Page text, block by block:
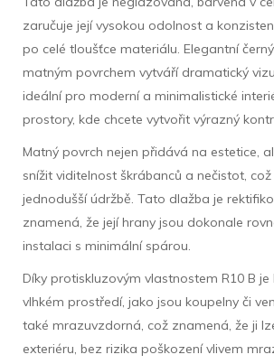
zaručuje její vysokou odolnost a
po celé tloušťce materiálu. Elegantní
matným povrchem vytváří dramatický
ideální pro moderní a minimalistické
prostory, kde chcete vytvořit výrazný
Matný povrch nejen přidává na estetice,
snížit viditelnost škrábanců a nečistot,
jednodušší údržbě. Tato dlažba je
znamená, že její hrany jsou dokonale
instalaci s minimální spárou.
Díky protiskluzovým vlastnostem R10 B je
vlhkém prostředí, jako jsou koupelny či
také mrazuvzdorná, což znamená, že ji
exteriéru, bez rizika poškození vlivem